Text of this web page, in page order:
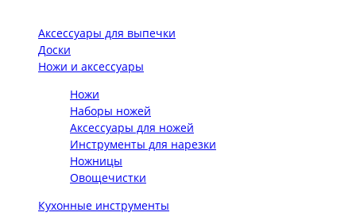
Аксессуары для выпечки
Доски
Ножи и аксессуары
Ножи
Наборы ножей
Аксессуары для ножей
Инструменты для нарезки
Ножницы
Овощечистки
Кухонные инструменты